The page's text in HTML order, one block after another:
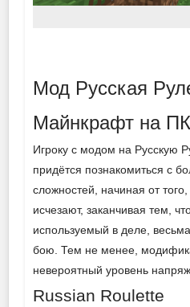
Мод Русская
Майнкрафт на ПК
Игроку с модом на Русскую
придётся познакомиться с
сложностей, начиная от
исчезают, заканчивая тем,
используемый в деле,
бою. Тем не менее,
невероятный уровень
Russian Roulette